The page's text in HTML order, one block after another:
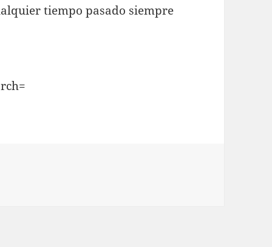
tiempo pasado siempre